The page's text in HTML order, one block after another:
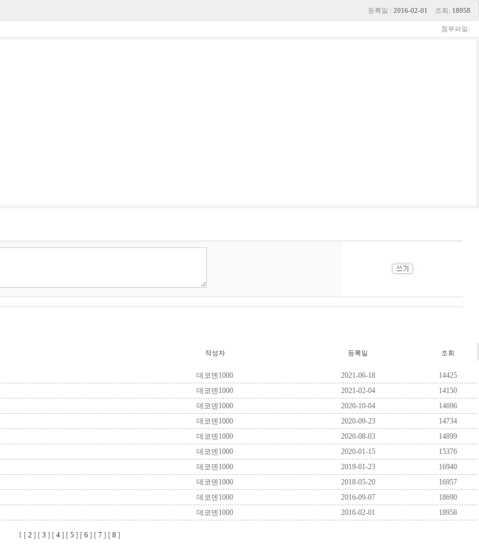
등록일 : 2016-02-01 조회: 18958
첨부파일:
작성자 등록일 조회
데코덴1000 2021-06-18
14425
데코덴1000 2021-02-04
14150
데코덴1000 2020-10-04
14696
데코덴1000 2020-09-23
14734
데코덴1000 2020-08-03
14899
데코덴1000 2020-01-15
15376
데코덴1000 2019-01-23
16940
데코덴1000 2018-05-20
16957
데코덴1000 2016-09-07
18690
데코덴1000 2016-02-01 18958
1 [ 2] [ 3] [ 4] [ 5] [ 6] [ 7] [ 8]